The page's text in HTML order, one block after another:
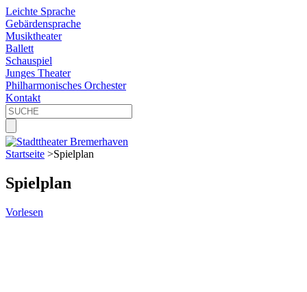
Leichte Sprache
Gebärdensprache
Musiktheater
Ballett
Schauspiel
Junges Theater
Philharmonisches Orchester
Kontakt
Startseite >Spielplan
Spielplan
Vorlesen